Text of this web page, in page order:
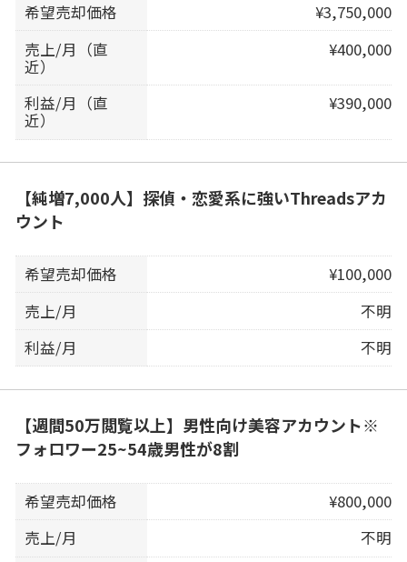
希望売却価格
¥3,750,000
売上/月（直
近）
¥400,000
利益/月（直
近）
¥390,000
【純増7,000人】探偵・恋愛系に強いThreadsアカ
ウント
希望売却価格
¥100,000
売上/月
不明
利益/月
不明
【週間50万閲覧以上】男性向け美容アカウント※
フォロワー25~54歳男性が8割
希望売却価格
¥800,000
売上/月
不明